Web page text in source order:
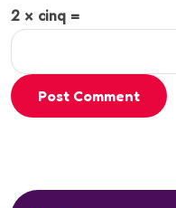
2 × cinq =
Post Comment